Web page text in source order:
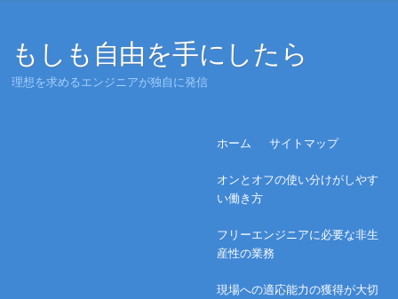
もしも自由を手にしたら
理想を求めるエンジニアが独自に発信
Skip to content
ホーム サイトマップ
オンとオフの使い分けがしやす
い働き方
フリーエンジニアに必要な非生
産性の業務
現場への適応能力の獲得が大切